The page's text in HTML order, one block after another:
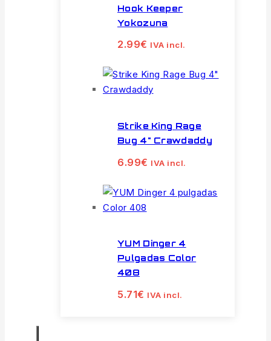
Hook Keeper
Yokozuna
2.99€ IVA incl.
Strike King Rage
Bug 4" Crawdaddy
6.99€ IVA incl.
YUM Dinger 4
Pulgadas Color
408
5.71€ IVA incl.